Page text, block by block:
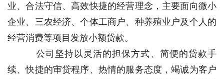
业、合法守信、高效快捷的经营理念，主要面向微小
企业、三农经济、个体工商户、种养殖业户及个人的
经营消费等项目发放小额贷款。
公司坚持以灵活的担保方式、简便的贷款手
续、快捷的审贷程序、热情的服务态度，竭诚为客户